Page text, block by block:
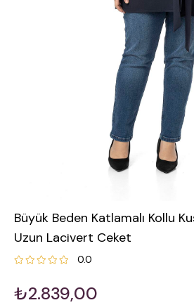
Büyük Beden Katlamalı Kollu
Uzun Lacivert Ceket
0.0
₺2.839,00